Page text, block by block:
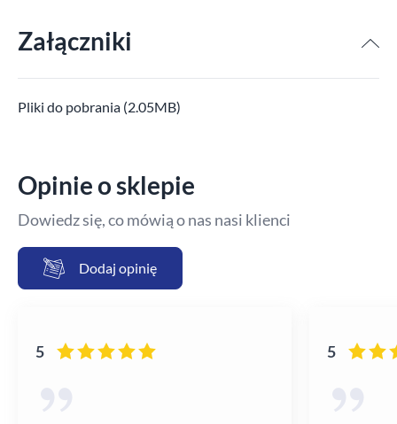
Załączniki
Pliki do pobrania (2.05MB)
Opinie o sklepie
Dowiedz się, co mówią o nas nasi klienci
Dodaj opinię
5 5